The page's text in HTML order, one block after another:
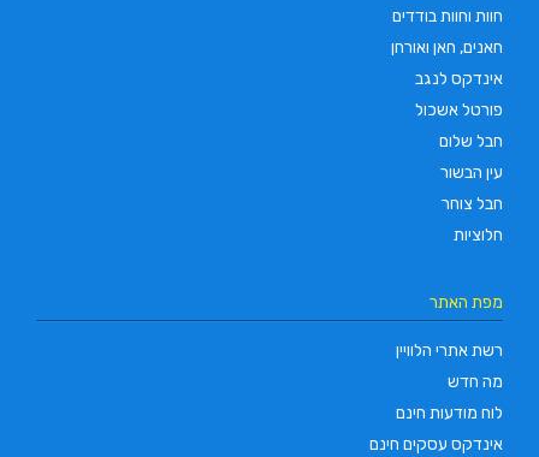
חוות וחוות בודדים
חאנים, חאן ואורחן
אינדקס לנגב
פורטל אשכול
חבל שלום
עין הבשור
חבל צוחר
חלוציות
מפת האתר
רשת אתרי הלוויין
מה חדש
לוח מודעות חינם
אינדקס עסקים חינם